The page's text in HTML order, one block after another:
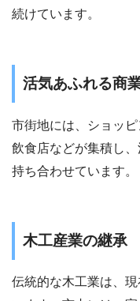
続けています。
活気あふれる商
市街地には、ショッ
飲食店などが集積し
持ち合わせています。
木工産業の継承
伝統的な木工業は、